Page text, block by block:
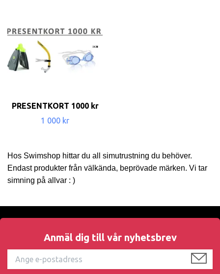
PRESENTKORT 1000 kr
1 000 kr
Hos Swimshop hittar du all simutrustning du behöver.
Endast produkter från välkända, beprövade märken. Vi tar
simning på allvar : )
Anmäl dig till vår nyhetsbrev